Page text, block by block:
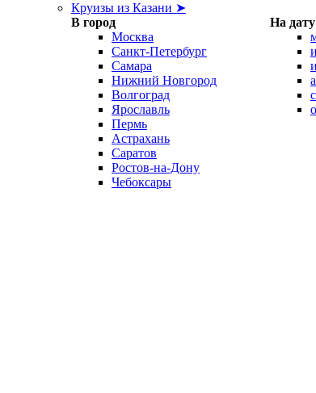
Круизы из Казани ➤
В город
На дату
Москва
Санкт-Петербург
Самара
Нижний Новгород
Волгоград
Ярославль
Пермь
Астрахань
Саратов
Ростов-на-Дону
Чебоксары